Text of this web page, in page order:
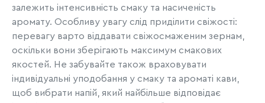
залежить інтенсивність смаку та насиченість
аромату. Особливу увагу слід приділити свіжості:
перевагу варто віддавати свіжосмаженим зернам,
оскільки вони зберігають максимум смакових
якостей. Не забувайте також враховувати
індивідуальні уподобання у смаку та ароматі кави,
щоб вибрати напій, який найбільше відповідає